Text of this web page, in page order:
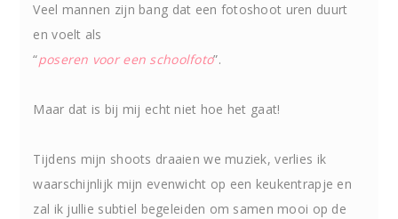
Veel mannen zijn bang dat een fotoshoot uren duurt
en voelt als
“poseren voor een schoolfoto”.
Maar dat is bij mij echt niet hoe het gaat!
Tijdens mijn shoots draaien we muziek, verlies ik
waarschijnlijk mijn evenwicht op een keukentrapje en
zal ik jullie subtiel begeleiden om samen mooi op de